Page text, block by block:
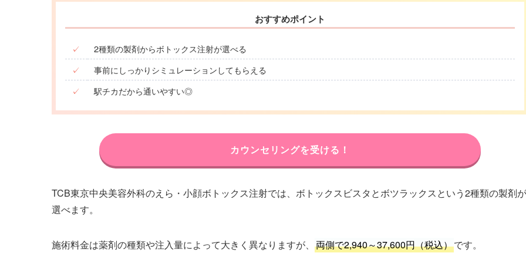
おすすめポイント
✓
2種類の製剤からボトックス注射が選べる
✓
事前にしっかりシミュレーションしてもらえる
✓
駅チカだから通いやすい◎
カウンセリングを受ける！
TCB東京中央美容外科のえら・小顔ボトックス注射では、ボトックスビスタとボツラックスという2種類の製剤が
選べます。
施術料金は薬剤の種類や注入量によって大きく異なりますが、 両側で2,940～37,600円（税込）です。